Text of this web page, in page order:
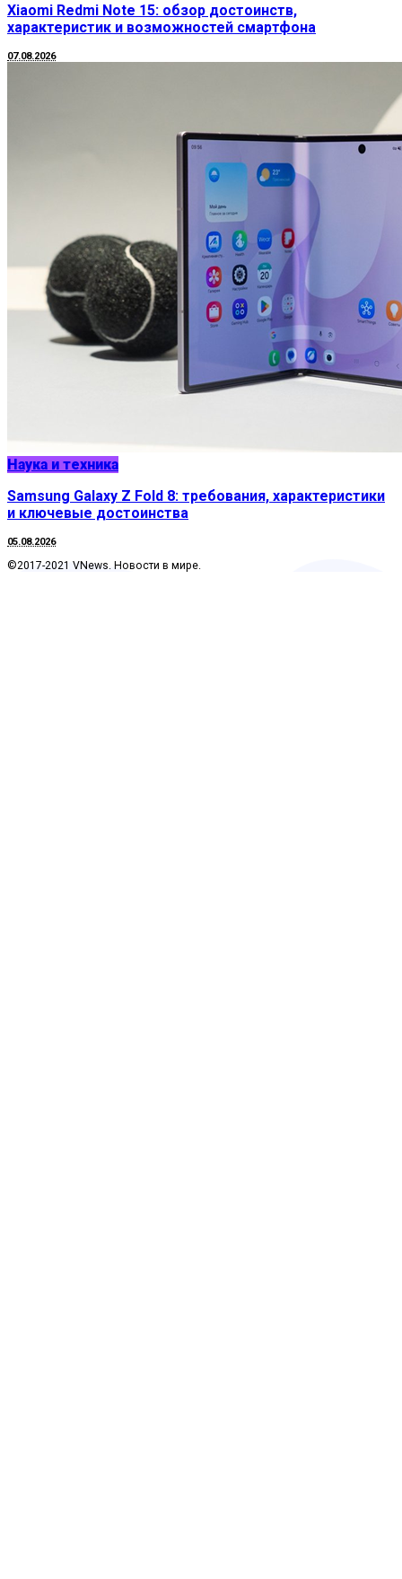
Xiaomi Redmi Note 15: обзор достоинств,
характеристик и возможностей смартфона
07.08.2026
Наука и техника
Samsung Galaxy Z Fold 8: требования, характеристики
и ключевые достоинства
05.08.2026
©2017-2021 VNews. Новости в мире.